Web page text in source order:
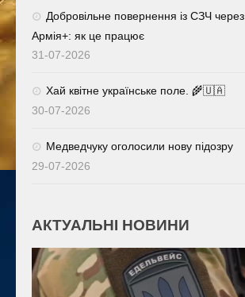
Добровільне повернення із СЗЧ через
Армія+: як це працює
31-07-2026
Хай квітне українське поле. 🌾🇺🇦
30-07-2026
Медведчуку оголосили нову підозру
29-07-2026
АКТУАЛЬНІ НОВИНИ